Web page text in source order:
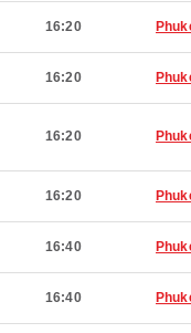
16:20
16:20
16:20
16:20
16:40
16:40